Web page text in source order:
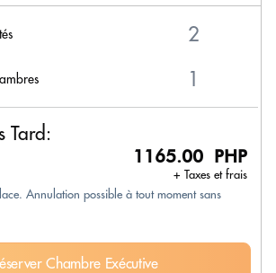
Tard:
1165.00 PHP
+ Taxes et frais
Annulation possible à tout moment sans
Chambre Exécutive